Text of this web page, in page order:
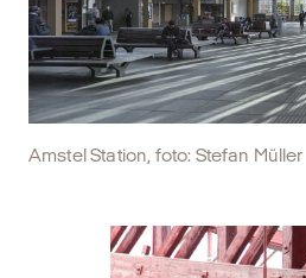
Amstel Station, foto: Stefan Müller